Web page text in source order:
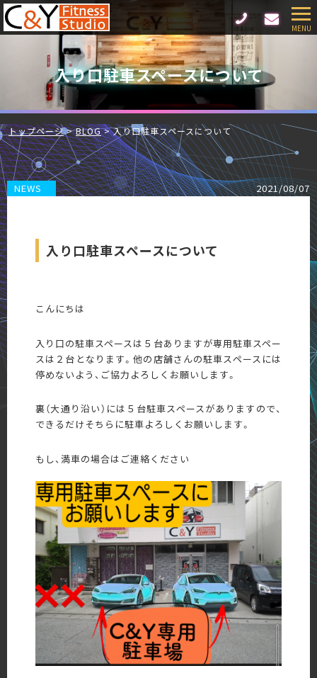
入り口駐車スペースについて
トップページ BLOG 入り口駐車スペースについて
NEWS 2021/08/07
入り口駐車スペースについて
こんにちは
入り口の駐車スペースは５台ありますが専用駐車スペー
スは２台となります。他の店舗さんの駐車スペースには
停めないよう、ご協力よろしくお願いします。
裏（大通り沿い）には５台駐車スペースがありますので、
できるだけそちらに駐車よろしくお願いします。
もし、満車の場合はご連絡ください